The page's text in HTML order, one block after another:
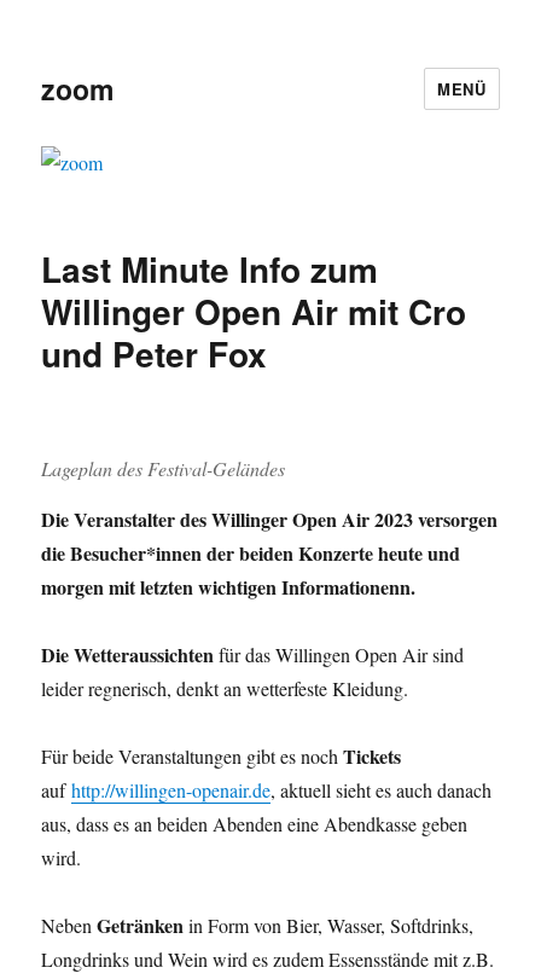
zoom MENÜ
Last Minute Info zum
Willinger Open Air mit Cro
und Peter Fox
Lageplan des Festival-Geländes
Die Veranstalter des Willinger Open Air 2023 versorgen
die Besucher*innen der beiden Konzerte heute und
morgen mit letzten wichtigen Informationenn.
Die Wetteraussichtenfür das Willingen Open Air sind
leider regnerisch, denkt an wetterfeste Kleidung.
Für beide Veranstaltungen gibt es nochTickets
aufhttp://willingen-openair.de, aktuell sieht es auch danach
aus, dass es an beiden Abenden eine Abendkasse geben
wird.
NebenGetränkenin Form von Bier, Wasser, Softdrinks,
Longdrinks und Wein wird es zudem Essensstände mit z.B.